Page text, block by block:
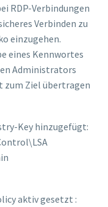
RDP-Verbindungen
Verbinden zu
einzugehen.
eines Kennwortes
Administrators
zum Ziel übertragen
Key hinzugefügt:
aktiv gesetzt :